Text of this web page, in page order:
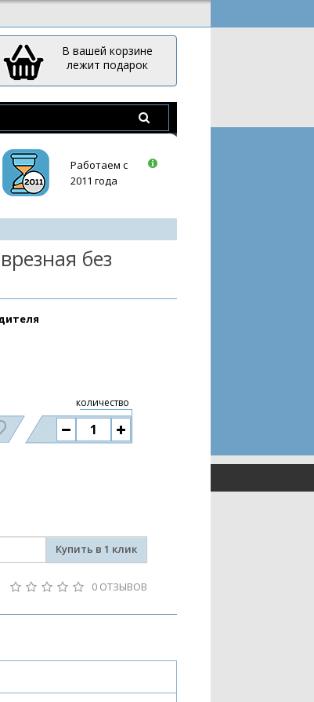
В вашей корзине
лежит подарок
Работаем с
2011 года
без
количество
Купить в 1 клик
0 ОТЗЫВОВ